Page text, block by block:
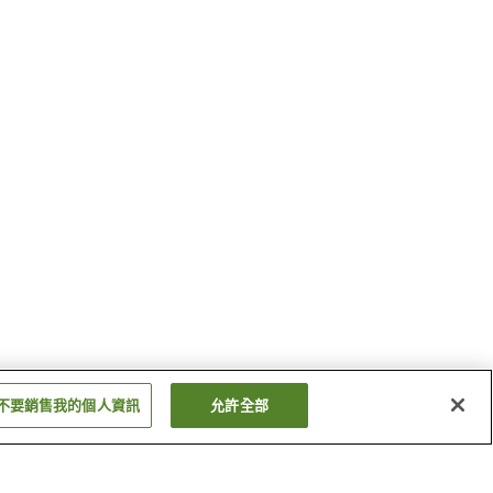
要銷售我的個人資訊 允許全部